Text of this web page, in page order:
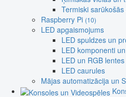
Termiski
Raspberry Pi (10)
LED apgaismojums
LED spuldzes un
LED komponenti
LED un RGB lentes
LED caurules
Mājas automatizācija un